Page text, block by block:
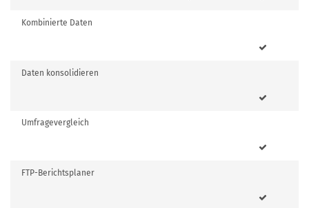
Kombinierte Daten
Daten konsolidieren
Umfragevergleich
FTP-Berichtsplaner